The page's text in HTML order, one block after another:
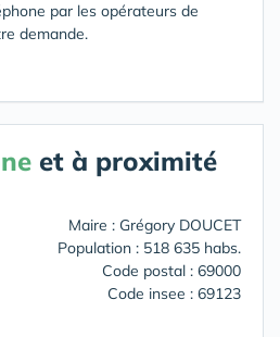
par les opérateurs de
demande.
et à proximité
Maire : Grégory DOUCET
Population : 518 635 habs.
Code postal : 69000
Code insee : 69123